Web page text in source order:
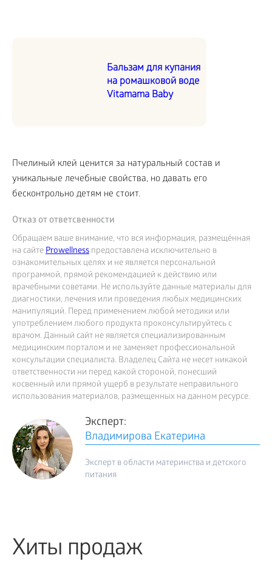
Бальзам для купания
на ромашковой воде
Vitamama Baby
Пчелиный клей ценится за натуральный состав и
уникальные лечебные свойства, но давать его
бесконтрольно детям не стоит.
Отказ от ответсвенности
Обращаем ваше внимание, что вся информация, размещённая
на сайтеProwellness предоставлена исключительно в
ознакомительных целях и не является персональной
программой, прямой рекомендацией к действию или
врачебными советами. Не используйте данные материалы для
диагностики, лечения или проведения любых медицинских
манипуляций. Перед применением любой методики или
употреблением любого продукта проконсультируйтесь с
врачом. Данный сайт не является специализированным
медицинским порталом и не заменяет профессиональной
консультации специалиста. Владелец Сайта не несет никакой
ответственности ни перед какой стороной, понесший
косвенный или прямой ущерб в результате неправильного
использования материалов, размещенных на данном ресурсе.
Эксперт:
Владимирова Екатерина
Эксперт в области материнства и детского
питания
Хиты продаж